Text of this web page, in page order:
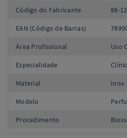
Código do Fabricante 88-12
EAN (Código de Barras)
Área Profissional Uso
Especialidade
Material Inox
Modelo
Procedimento